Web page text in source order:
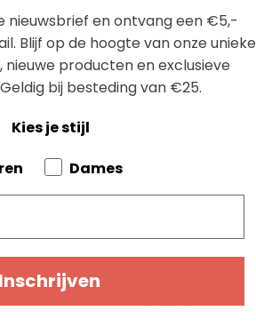
binnen 2 werkdagen
maritieme kleding
passie voor maritieme levensstijl
Armor Lux
nieuwsbrief en ontvang een €5,-
Blijf op de hoogte van onze unieke
producten en exclusieve
Geldig bij besteding van €25.
Kies je stijl
about your pets
Dames
Inschrijven